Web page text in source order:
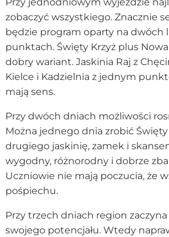
Przy jednodniowym wyjeździe
zobaczyć wszystkiego. Znacznie
będzie program oparty na dwóch
punktach. Święty Krzyż plus
dobry wariant. Jaskinia Raj z
Kielce i Kadzielnia z jednym
mają sens.
Przy dwóch dniach możliwości
Można jednego dnia zrobić Święty
drugiego jaskinię, zamek i
wygodny, różnorodny i dobrze
Uczniowie nie mają poczucia, że
pośpiechu.
Przy trzech dniach region
swojego potencjału. Wtedy